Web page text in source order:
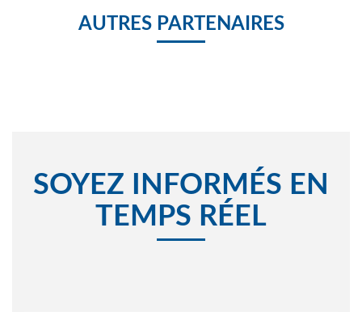
AUTRES PARTENAIRES
SOYEZ INFORMÉS EN
TEMPS RÉEL